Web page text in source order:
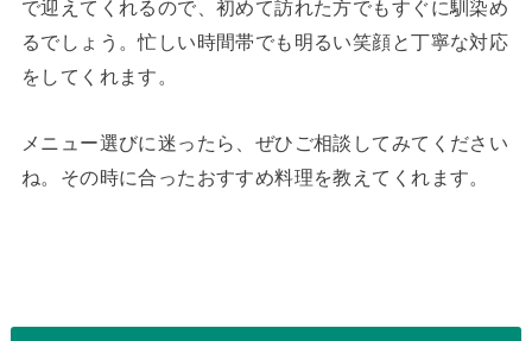
で迎えてくれるので、初めて訪れた方でもすぐに馴染め
るでしょう。忙しい時間帯でも明るい笑顔と丁寧な対応
をしてくれます。
メニュー選びに迷ったら、ぜひご相談してみてください
ね。その時に合ったおすすめ料理を教えてくれます。